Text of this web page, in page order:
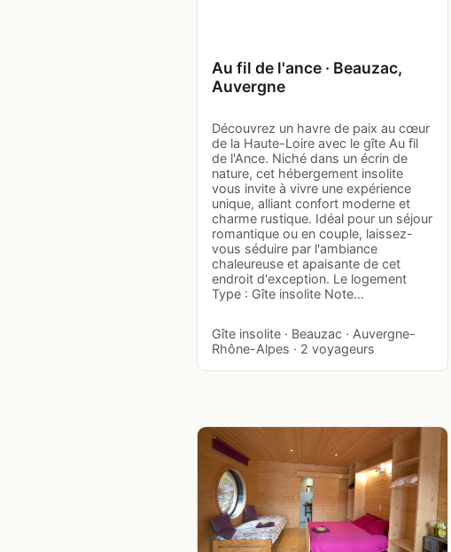
Au fil de l'ance · Beauzac,
Auvergne
Découvrez un havre de paix au cœur
de la Haute-Loire avec le gîte Au fil
de l'Ance. Niché dans un écrin de
nature, cet hébergement insolite
vous invite à vivre une expérience
unique, alliant confort moderne et
charme rustique. Idéal pour un séjour
romantique ou en couple, laissez-
vous séduire par l'ambiance
chaleureuse et apaisante de cet
endroit d'exception. Le logement
Type : Gîte insolite Note…
Gîte insolite · Beauzac · Auvergne-
Rhône-Alpes · 2 voyageurs